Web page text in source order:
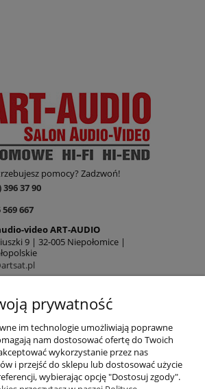
pomocy? Zadzwoń!
396 37 90
569 667
video ART-AUDIO
9 | 32-005 Niepołomice |
| REGON: 120645712
POMOC
MOJE KONTO
prywatność
im technologie umożliwiają poprawne
nam dostosować ofertę do Twoich
wykorzystanie przez nas
i przejść do sklepu lub dostosować użycie
wybierając opcję "Dostosuj zgody".